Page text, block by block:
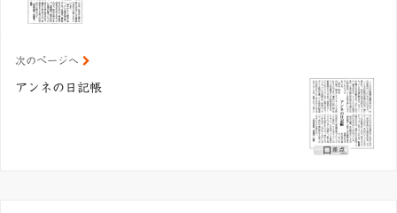
次のページへ
アンネの日記帳